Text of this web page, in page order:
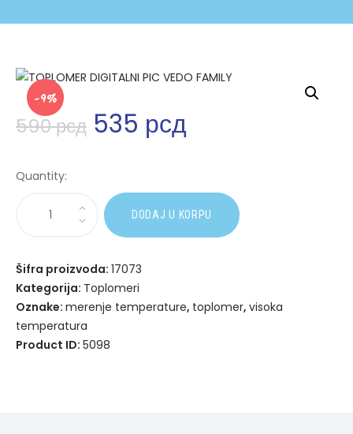
-9%
590рсд 535 рсд
Quantity:
DODAJ U KORPU
a
Šifra proizvoda: 17073
Kategorija: Toplomeri
Oznake: merenje temperature, toplomer, visoka
temperatura
Product ID: 5098